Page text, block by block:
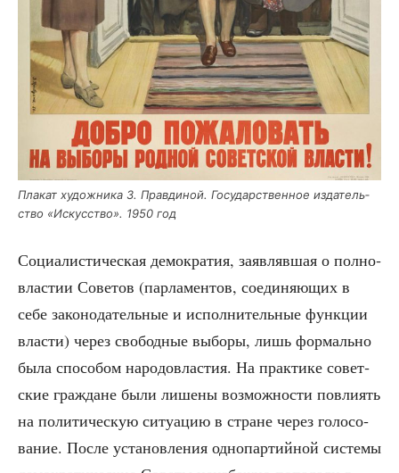
Пла­кат худож­ни­ка З. Прав­ди­ной. Госу­дар­ствен­ное изда­тель­
ство «Искус­ство». 1950 год
Соци­а­ли­сти­че­ская демо­кра­тия, заяв­ляв­шая о пол­но­
вла­стии Сове­тов (пар­ла­мен­тов, соеди­ня­ю­щих в
себе зако­но­да­тель­ные и испол­ни­тель­ные функ­ции
вла­сти) через сво­бод­ные выбо­ры, лишь фор­маль­но
была спо­со­бом наро­до­вла­стия. На прак­ти­ке совет­
ские граж­дане были лише­ны воз­мож­но­сти повли­ять
на поли­ти­че­скую ситу­а­цию в стране через голо­со­
ва­ние. После уста­нов­ле­ния одно­пар­тий­ной систе­мы